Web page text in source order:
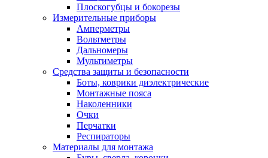
Плоскогубцы и бокорезы
Измерительные приборы
Амперметры
Вольтметры
Дальномеры
Мультиметры
Средства защиты и безопасности
Боты, коврики диэлектрические
Монтажные пояса
Наколенники
Очки
Перчатки
Респираторы
Материалы для монтажа